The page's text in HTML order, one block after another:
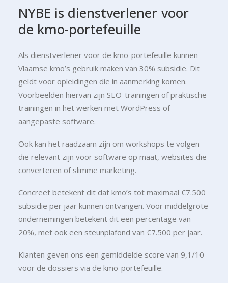
NYBE is dienstverlener voor
de kmo-portefeuille
Als dienstverlener voor de kmo-portefeuille kunnen
Vlaamse kmo’s gebruik maken van 30% subsidie. Dit
geldt voor opleidingen die in aanmerking komen.
Voorbeelden hiervan zijn SEO-trainingen of praktische
trainingen in het werken met WordPress of
aangepaste software.
Ook kan het raadzaam zijn om workshops te volgen
die relevant zijn voor software op maat, websites die
converteren of slimme marketing.
Concreet betekent dit dat kmo’s tot maximaal €7.500
subsidie per jaar kunnen ontvangen. Voor middelgrote
ondernemingen betekent dit een percentage van
20%, met ook een steunplafond van €7.500 per jaar.
Klanten geven ons een gemiddelde score van 9,1/10
voor de dossiers via de kmo-portefeuille.